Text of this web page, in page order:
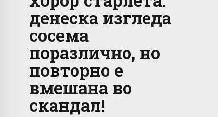
денеска изгледа
сосема
поразлично, но
повторно е
вмешана во
скандал!